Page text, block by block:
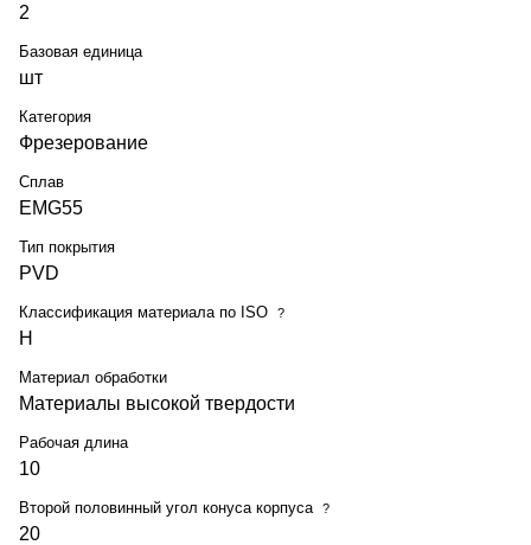
2
Базовая единица
шт
Категория
Фрезерование
Сплав
EMG55
Тип покрытия
PVD
Классификация материала по ISO ?
H
Материал обработки
Материалы высокой твердости
Рабочая длина
10
Второй половинный угол конуса корпуса ?
20